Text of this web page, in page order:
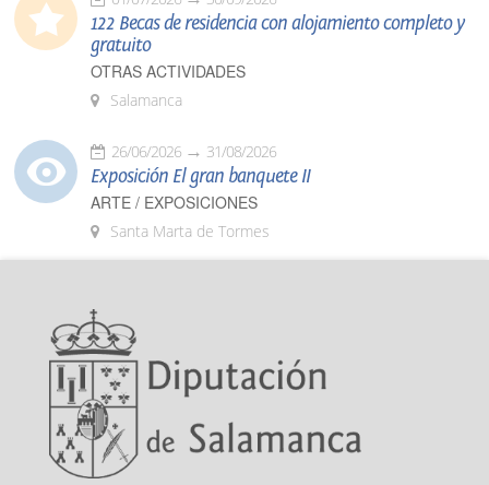
122 Becas de residencia con alojamiento completo y
gratuito
OTRAS ACTIVIDADES
Salamanca
26/06/2026 31/08/2026
Exposición El gran banquete II
ARTE / EXPOSICIONES
Santa Marta de Tormes